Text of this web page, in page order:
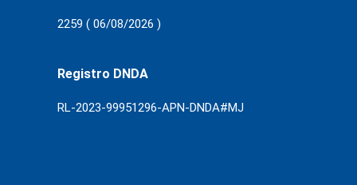
2259 ( 06/08/2026 )
Registro DNDA
RL-2023-99951296-APN-DNDA#MJ